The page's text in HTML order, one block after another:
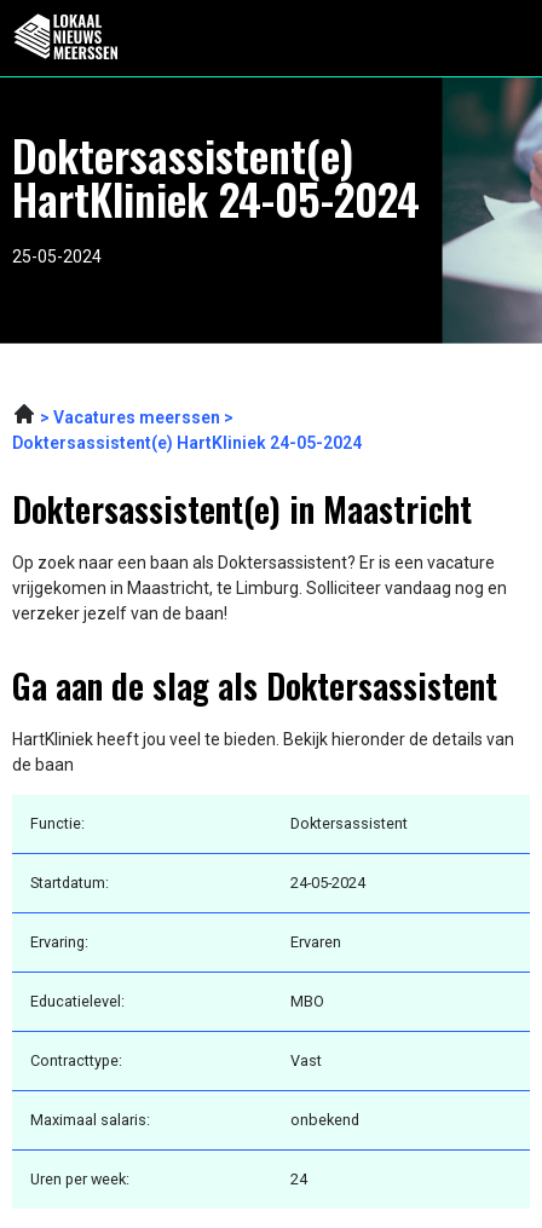
Doktersassistent(e)
HartKliniek 24-05-2024
25-05-2024
Vacatures meerssen
Doktersassistent(e) HartKliniek 24-05-2024
Doktersassistent(e) in Maastricht
Op zoek naar een baan als Doktersassistent? Er is een vacature
vrijgekomen in Maastricht, te Limburg. Solliciteer vandaag nog en
verzeker jezelf van de baan!
Ga aan de slag als Doktersassistent
HartKliniek heeft jou veel te bieden. Bekijk hieronder de details van
de baan
Functie: Doktersassistent
Startdatum: 24-05-2024
Ervaring: Ervaren
Educatielevel: MBO
Contracttype: Vast
Maximaal salaris: onbekend
Uren per week: 24